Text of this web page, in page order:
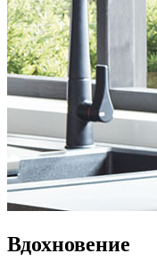
Вдохновение